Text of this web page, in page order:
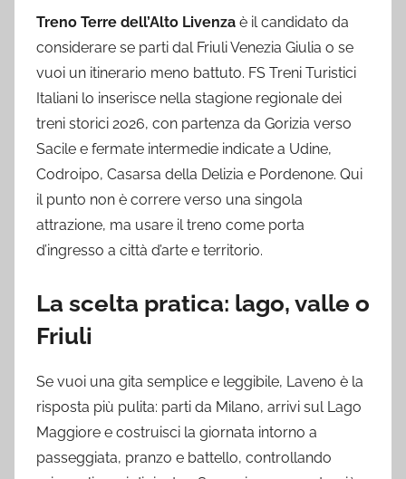
Treno Terre dell’Alto Livenza è il candidato da
considerare se parti dal Friuli Venezia Giulia o se
vuoi un itinerario meno battuto. FS Treni Turistici
Italiani lo inserisce nella stagione regionale dei
treni storici 2026, con partenza da Gorizia verso
Sacile e fermate intermedie indicate a Udine,
Codroipo, Casarsa della Delizia e Pordenone. Qui
il punto non è correre verso una singola
attrazione, ma usare il treno come porta
d’ingresso a città d’arte e territorio.
La scelta pratica: lago, valle o
Friuli
Se vuoi una gita semplice e leggibile, Laveno è la
risposta più pulita: parti da Milano, arrivi sul Lago
Maggiore e costruisci la giornata intorno a
passeggiata, pranzo e battello, controllando